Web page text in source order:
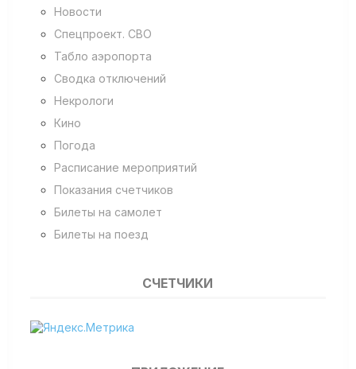
Новости
Спецпроект. СВО
Табло аэропорта
Сводка отключений
Некрологи
Кино
Погода
Расписание мероприятий
Показания счетчиков
Билеты на самолет
Билеты на поезд
СЧЕТЧИКИ